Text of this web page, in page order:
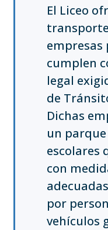
El Liceo
cumplen
legal
de
Dichas
un
escolares
con
por
vehículos